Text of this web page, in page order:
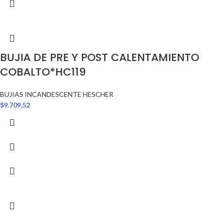
BUJIA DE PRE Y POST CALENTAMIENTO
COBALTO*HC119
BUJIAS INCANDESCENTE HESCHER
$9.709,52